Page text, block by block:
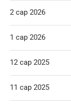
2 сар 2026
1 сар 2026
12 сар 2025
11 сар 2025